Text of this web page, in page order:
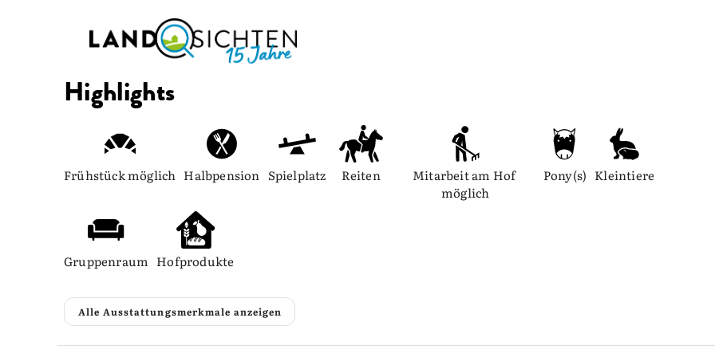
Highlights
Frühstück möglich Halbpension Spielplatz Reiten
Mitarbeit am Hof
möglich
Pony(s) Kleintiere
Gruppenraum Hofprodukte
Alle Ausstattungsmerkmale anzeigen